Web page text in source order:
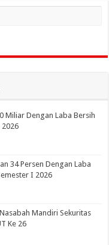
Miliar Dengan Laba Bersih
2026
34 Persen Dengan Laba
I 2026
Mandiri Sekuritas
Ke 26